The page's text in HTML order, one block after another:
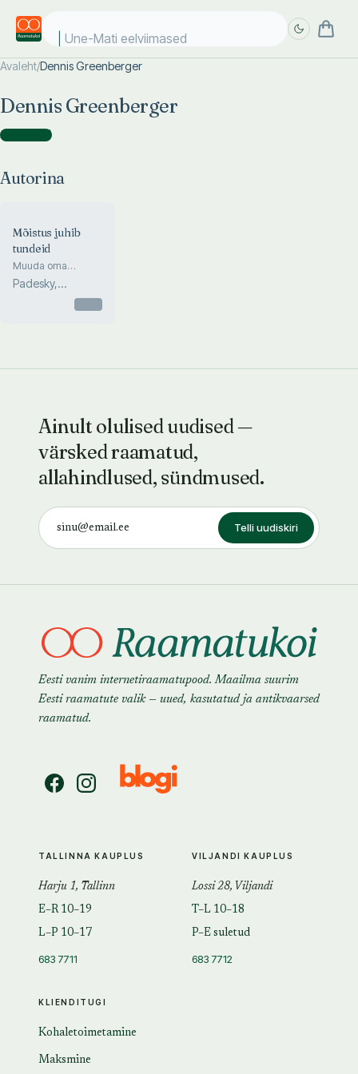
Une-Mati eelviimased k
Avaleht/Dennis Greenberger
Dennis Greenberger
Autorina )
Autorina
Mõistus juhib
tundeid
Muuda oma
enesetunnet,
muutes oma
Padesky,
Greenberger
Ainult olulised uudised —
värsked raamatud,
allahindlused, sündmused.
Telli uudiskiri
Eesti vanim internetiraamatupood. Maailma suurim
Eesti raamatute valik — uued, kasutatud ja antikvaarsed
raamatud.
KLIENDITUGI
Kohaletoimetamine
Maksmine
TALLINNA KAUPLUS
Harju 1, Tallinn
E–R 10–19
L–P 10–17
683 7711
VILJANDI KAUPLUS
Lossi 28, Viljandi
T–L 10–18
P–E suletud
683 7712